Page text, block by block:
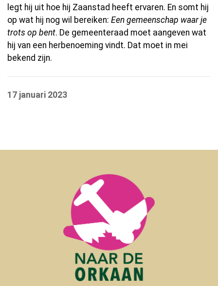
legt hij uit hoe hij Zaanstad heeft ervaren. En somt hij
op wat hij nog wil bereiken: Een gemeenschap waar je
trots op bent. De gemeenteraad moet aangeven wat
hij van een herbenoeming vindt. Dat moet in mei
bekend zijn.
17 januari 2023